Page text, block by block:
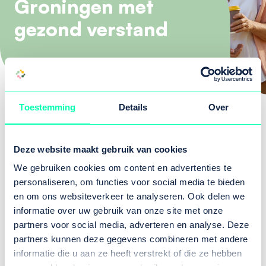
Toestemming Details Over
Deze website maakt gebruik van cookies
We gebruiken cookies om content en advertenties te
personaliseren, om functies voor social media te bieden
en om ons websiteverkeer te analyseren. Ook delen we
informatie over uw gebruik van onze site met onze
partners voor social media, adverteren en analyse. Deze
partners kunnen deze gegevens combineren met andere
informatie die u aan ze heeft verstrekt of die ze hebben
Groningen met
gezond verstand
De afgelopen maanden (van april 2024 tot
april 2025) stond actielijn 3 in het teken van de
Michael Milo en Heleen van Os de basis gelegd
voor een duurzame verandering in de mentale
gezondheid. We willen Michael enorm bedanken
voor zijn toewijding en inzet in deze cruciale
fase!